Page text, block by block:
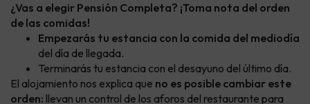
¿Vas a elegir Pensión Completa? ¡Toma nota del orden
de las comidas!
Empezarás tu estancia con la comida del mediodía
del día de llegada.
Terminarás tu estancia con el desayuno del último día.
El alojamiento nos explica que no es posible cambiar este
orden: llevan un control de los aforos del restaurante para